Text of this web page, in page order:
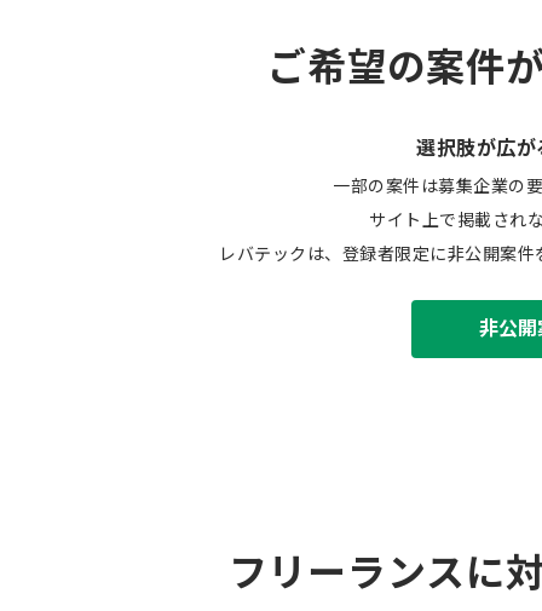
ご希望の案件
選択肢が広が
一部の案件は募集企業の
サイト上で掲載され
レバテックは、登録者限定に非公開案
非公
フリーランスに